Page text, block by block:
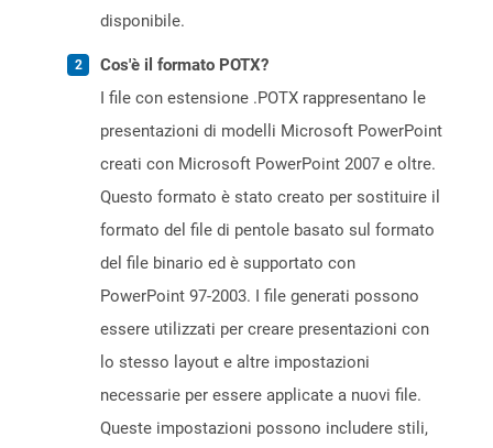
disponibile.
Cos'è il formato POTX?
I file con estensione .POTX rappresentano le
presentazioni di modelli Microsoft PowerPoint
creati con Microsoft PowerPoint 2007 e oltre.
Questo formato è stato creato per sostituire il
formato del file di pentole basato sul formato
del file binario ed è supportato con
PowerPoint 97-2003. I file generati possono
essere utilizzati per creare presentazioni con
lo stesso layout e altre impostazioni
necessarie per essere applicate a nuovi file.
Queste impostazioni possono includere stili,